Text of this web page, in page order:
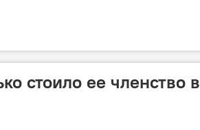
стоило ее членство в